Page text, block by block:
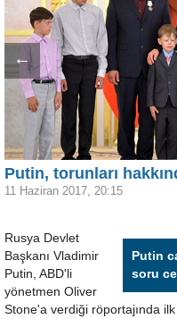
←
Putin, torunları
11 Haziran 2017, 20:15
Putin
soru
Rusya Devlet
Başkanı Vladimir
Putin, ABD'li
yönetmen Oliver
Stone'a verdiği röportajında